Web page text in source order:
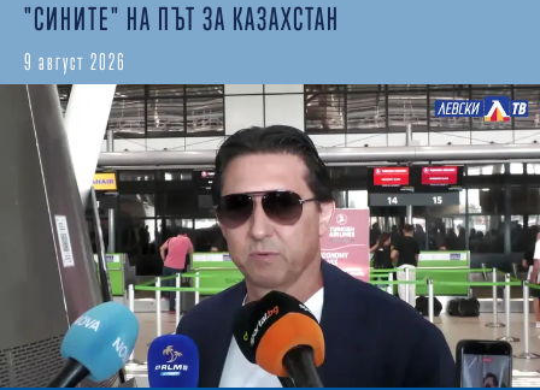
"СИНИТЕ" НА ПЪТ ЗА КАЗАХСТАН
9 август 2026